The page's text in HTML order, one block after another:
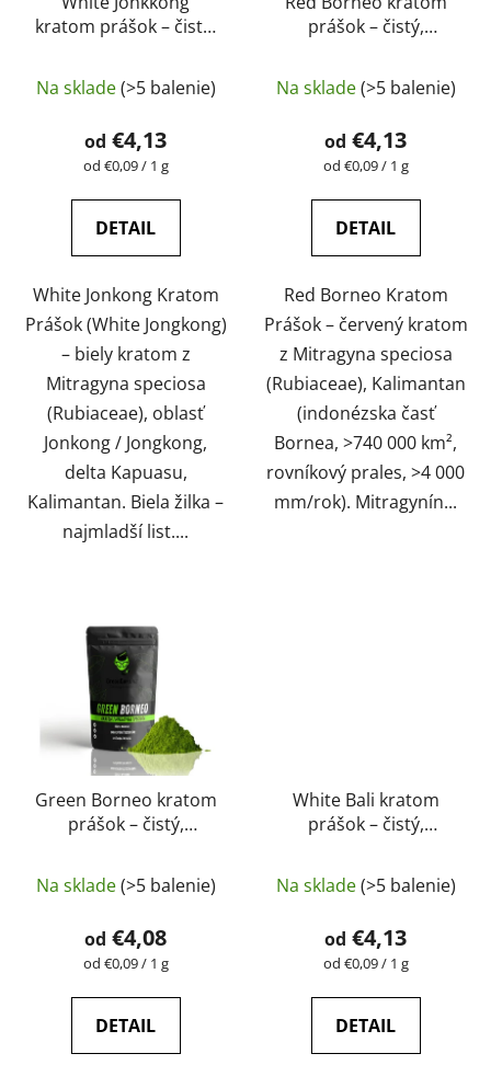
kratom prášok – čistý,
testovaný |
GreenGuru
hodnotenie
produktu
je
z
Na sklade(>5 balenie)
od €4,13
Jednotková
od €0,09 / 1 g
DETAIL
White Jonkong Kratom
Prášok (White Jongkong)
– biely kratom z
Mitragyna speciosa
(Rubiaceae), oblasť
Jonkong / Jongkong,
delta Kapuasu,
Kalimantan. Biela žilka –
najmladší list....
prášok – čistý,
testovaný |
GreenGuru
hodnotenie
produktu
je
z
Na sklade(>5 balenie)
od €4,13
Jednotková
od €0,09 / 1 g
DETAIL
Red Borneo Kratom
Prášok – červený kratom
z Mitragyna speciosa
(Rubiaceae), Kalimantan
(indonézska časť
Bornea, >740 000 km²,
rovníkový prales, >4 000
mm/rok). Mitragynín...
Green Borneo kratom
prášok – čistý,
testovaný |
GreenGuru
hodnotenie
produktu
je
z
Na sklade(>5 balenie)
od €4,08
Jednotková
od €0,09 / 1 g
DETAIL
White Bali kratom
prášok – čistý,
testovaný |
GreenGuru
hodnotenie
produktu
je
z
Na sklade(>5 balenie)
od €4,13
Jednotková
od €0,09 / 1 g
DETAIL